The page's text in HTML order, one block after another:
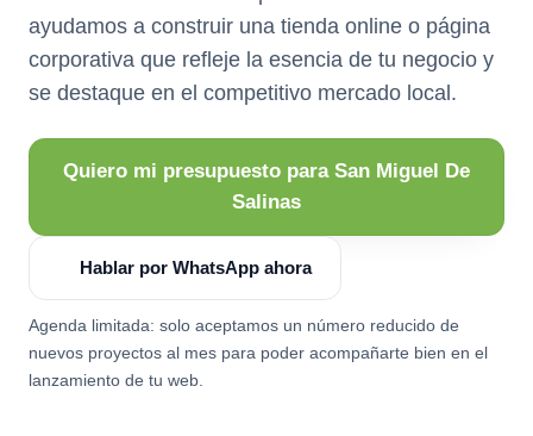
ayudamos a construir una tienda online o página
corporativa que refleje la esencia de tu negocio y
se destaque en el competitivo mercado local.
Quiero mi presupuesto para San Miguel De
Salinas
Hablar por WhatsApp ahora
Agenda limitada: solo aceptamos un número reducido de
nuevos proyectos al mes para poder acompañarte bien en el
lanzamiento de tu web.